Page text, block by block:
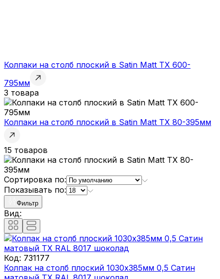
Колпаки на столб плоский в Satin Matt TX 600-
795мм
3 товара
Колпаки на столб плоский в Satin Matt TX 80-395мм
15 товаров
Сортировка по:
Показывать по:
Фильтр
Вид:
Код: 731177
Колпак на столб плоский 1030х385мм 0,5 Сатин